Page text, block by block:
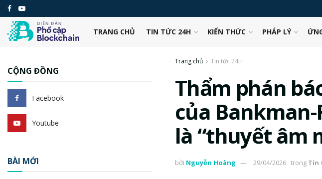
TRANG CHỦ TIN TỨC 24H KIẾN THỨC PHÁP LÝ
Trang chủ Tin tức 24H
Thẩm phán
của
là “thuyết âm
bởi Nguyễn Hoàng 29/04/2026 trong Tin
CỘNG ĐỒNG
Facebook
Youtube
BÀI MỚI